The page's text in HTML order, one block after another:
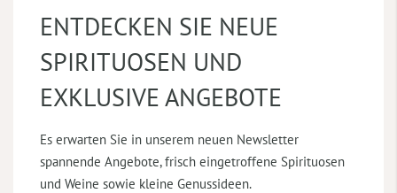
ENTDECKEN SIE NEUE
SPIRITUOSEN UND
EXKLUSIVE ANGEBOTE
Es erwarten Sie in unserem neuen Newsletter
spannende Angebote, frisch eingetroffene Spirituosen
und Weine sowie kleine Genussideen.